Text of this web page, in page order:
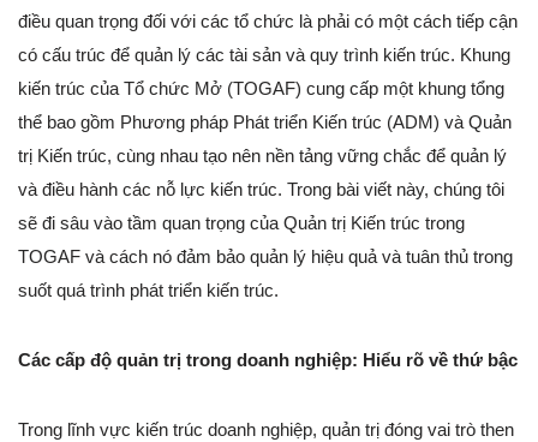
điều quan trọng đối với các tổ chức là phải có một cách tiếp cận
có cấu trúc để quản lý các tài sản và quy trình kiến trúc. Khung
kiến trúc của Tổ chức Mở (TOGAF) cung cấp một khung tổng
thể bao gồm Phương pháp Phát triển Kiến trúc (ADM) và Quản
trị Kiến trúc, cùng nhau tạo nên nền tảng vững chắc để quản lý
và điều hành các nỗ lực kiến trúc. Trong bài viết này, chúng tôi
sẽ đi sâu vào tầm quan trọng của Quản trị Kiến trúc trong
TOGAF và cách nó đảm bảo quản lý hiệu quả và tuân thủ trong
suốt quá trình phát triển kiến trúc.
Các cấp độ quản trị trong doanh nghiệp: Hiểu rõ về thứ bậc
Trong lĩnh vực kiến trúc doanh nghiệp, quản trị đóng vai trò then